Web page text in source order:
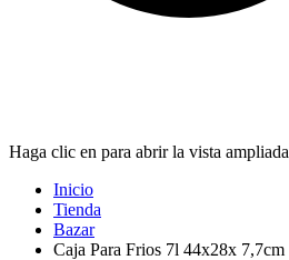
Haga clic en para abrir la vista ampliada
Inicio
Tienda
Bazar
Caja Para Frios 7l 44x28x 7,7cm